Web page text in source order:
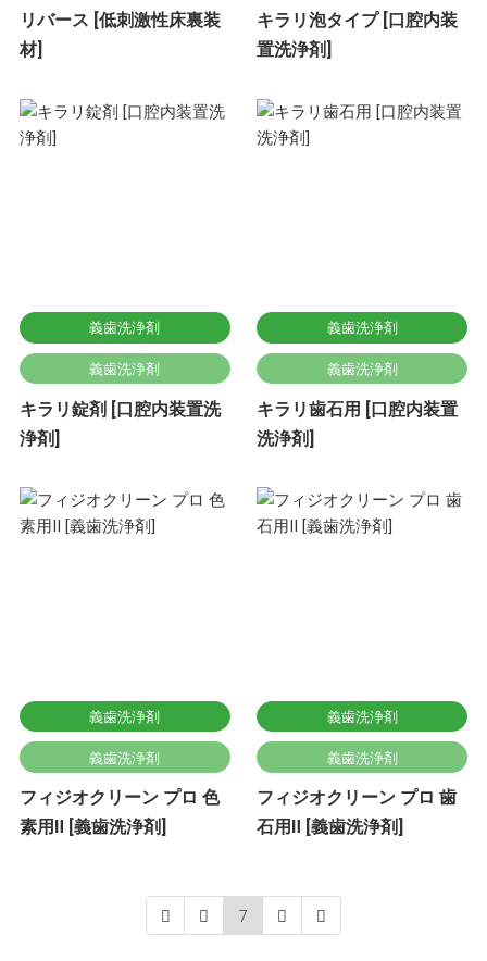
リバース [低刺激性床裏装
材]
キラリ泡タイプ [口腔内装
置洗浄剤]
義歯洗浄剤
義歯洗浄剤
キラリ錠剤 [口腔内装置洗
浄剤]
義歯洗浄剤
義歯洗浄剤
キラリ歯石用 [口腔内装置
洗浄剤]
義歯洗浄剤
義歯洗浄剤
フィジオクリーン プロ 色
素用Ⅱ [義歯洗浄剤]
義歯洗浄剤
義歯洗浄剤
フィジオクリーン プロ 歯
石用Ⅱ [義歯洗浄剤]
7